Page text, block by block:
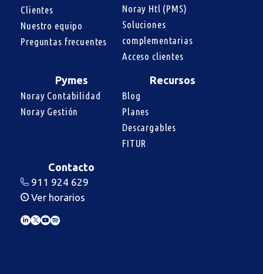
Clientes
Nuestro equipo
Preguntas frecuentes
Noray Htl (PMS)
Soluciones
complementarias
Acceso clientes
Pymes
Noray Contabilidad
Noray Gestión
Recursos
Blog
Planes
Descargables
FITUR
Contacto
Ver horarios
911 924 629